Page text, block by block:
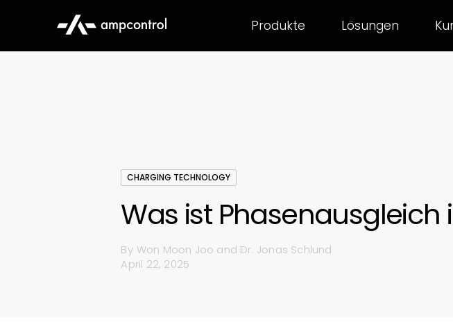
Produkte Lösungen
CHARGING TECHNOLOGY
Was ist Phasenausgleich
By Won Moon Joo and Dr. Jonas Schlund
April 22, 2025